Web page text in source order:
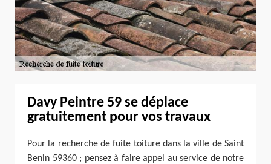
Davy Peintre 59 se déplace
gratuitement pour vos travaux
Pour la recherche de fuite toiture dans la ville de Saint
Benin 59360 ; pensez à faire appel au service de notre